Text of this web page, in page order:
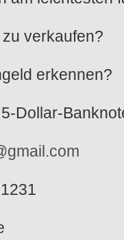
verkaufen?
erkennen?
Dollar-